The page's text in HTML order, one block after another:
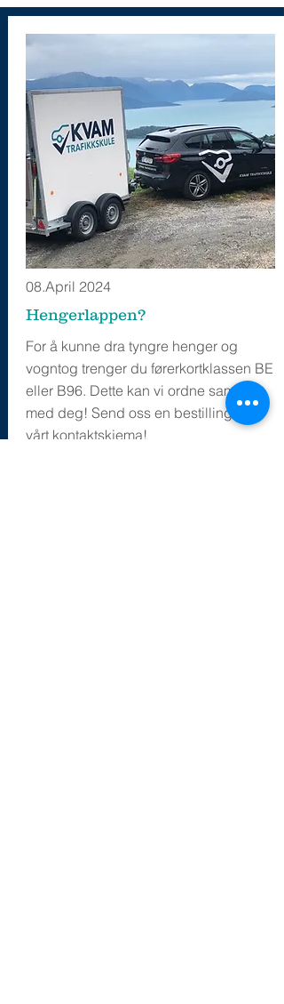
08.April 2024
Hengerlappen?
For å kunne dra tyngre henger og
vogntog trenger du førerkortklassen BE
eller B96. Dette kan vi ordne sammen
med deg! Send oss en bestilling via
vårt kontaktskjema!